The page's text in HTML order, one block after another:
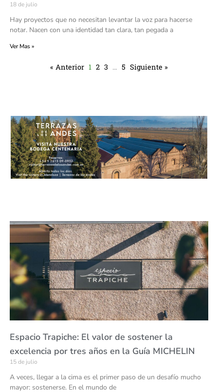
18 de julio
Hay proyectos que no necesitan levantar la voz para hacerse
notar. Nacen con una identidad tan clara, tan pegada a
Ver Mas »
« Anterior 1 2 3 … 5 Siguiente »
Espacio Trapiche: El valor de sostener la
excelencia por tres años en la Guía MICHELIN
15 de julio
A veces, llegar a la cima es el primer paso de un desafío mucho
mayor: sostenerse. En el mundo de
P
a
g
e
P
a
g
e
P
a
g
e
P
a
g
e